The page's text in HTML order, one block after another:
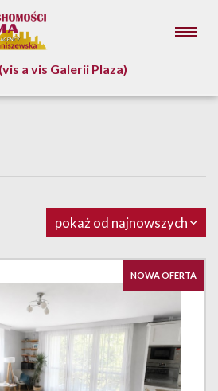
a vis Galerii Plaza)
pokaż od najnowszych
NOWA OFERTA